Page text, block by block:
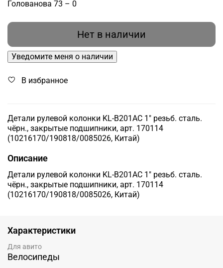
Голованова 73 – 0
Нет в наличии
Уведомите меня о наличии
В избранное
Детали рулевой колонки KL-B201AC 1" резьб. сталь.
чёрн., закрытые подшипники, арт. 170114
(10216170/190818/0085026, Китай)
Описание
Детали рулевой колонки KL-B201AC 1" резьб. сталь.
чёрн., закрытые подшипники, арт. 170114
(10216170/190818/0085026, Китай)
Характеристики
Для авито
Велосипеды